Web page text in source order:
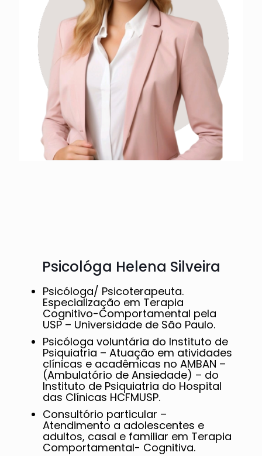
Psicológa Helena Silveira
Psicóloga/ Psicoterapeuta.
Especialização em Terapia
Cognitivo-Comportamental pela
USP – Universidade de São Paulo.
Psicóloga voluntária do Instituto de
Psiquiatria – Atuação em atividades
clínicas e acadêmicas no AMBAN –
(Ambulatório de Ansiedade) – do
Instituto de Psiquiatria do Hospital
das Clínicas HCFMUSP.
Consultório particular –
Atendimento a adolescentes e
adultos, casal e familiar em Terapia
Comportamental- Cognitiva.